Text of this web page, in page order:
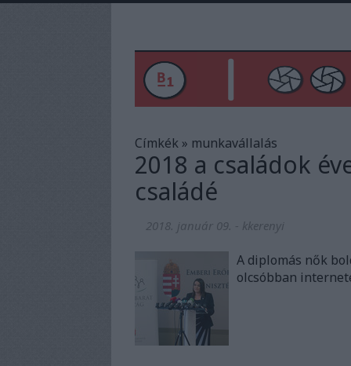
Címkék» munkavállalás
2018 a családok
családé
2018. január 09. - kkerenyi
A diplomás nők
olcsóbban